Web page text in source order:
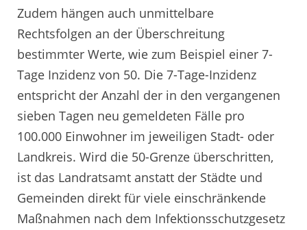
Zudem hängen auch unmittelbare
Rechtsfolgen an der Überschreitung
bestimmter Werte, wie zum Beispiel einer 7-
Tage Inzidenz von 50. Die 7-Tage-Inzidenz
entspricht der Anzahl der in den vergangenen
sieben Tagen neu gemeldeten Fälle pro
100.000 Einwohner im jeweiligen Stadt- oder
Landkreis. Wird die 50-Grenze überschritten,
ist das Landratsamt anstatt der Städte und
Gemeinden direkt für viele einschränkende
Maßnahmen nach dem Infektionsschutzgesetz